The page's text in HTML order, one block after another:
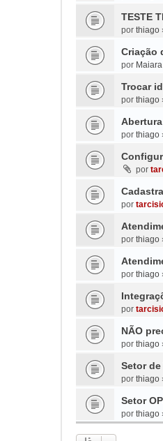
TESTE
por thiago
Criação
por
Trocar
por thiago
por thiago
por
por
por thiago
por thiago
por
NÃO
por thiago
Setor de
por thiago
Setor
por thiago